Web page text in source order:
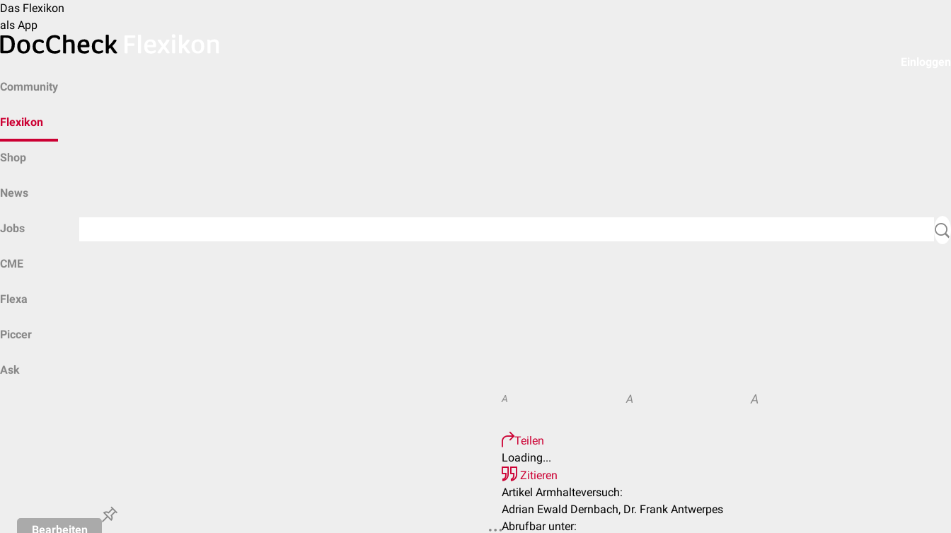
Das Flexikon
als App
Community
Flexikon
Shop
News
Jobs
CME
Flexa
Piccer
Ask
Bearbeiten
A A A
Teilen
Loading...
Zitieren
Artikel Armhalteversuch:
Adrian Ewald Dernbach, Dr. Frank Antwerpes
Abrufbar unter: